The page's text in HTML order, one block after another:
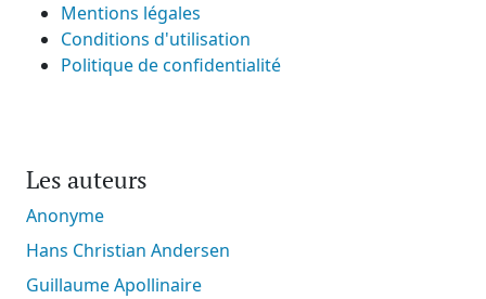
Mentions légales
Conditions d'utilisation
Politique de confidentialité
Les auteurs
Anonyme
Hans Christian Andersen
Guillaume Apollinaire